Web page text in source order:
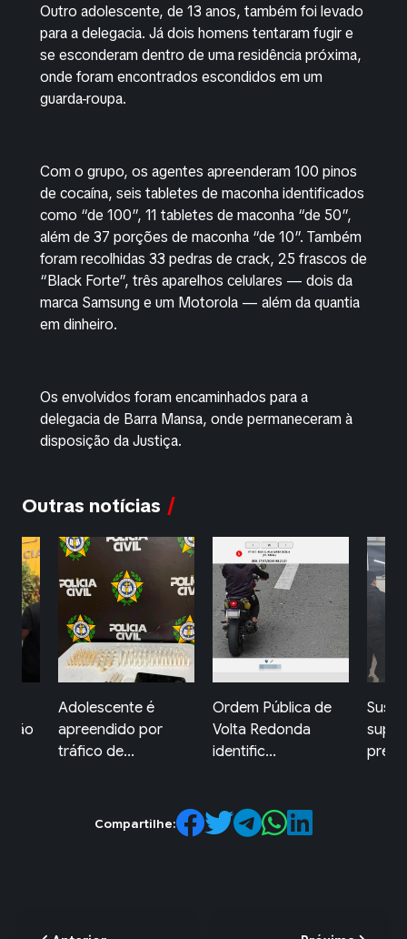
Outro adolescente, de 13 anos, também foi levado
para a delegacia. Já dois homens tentaram fugir e
se esconderam dentro de uma residência próxima,
onde foram encontrados escondidos em um
guarda-roupa.
Com o grupo, os agentes apreenderam 100 pinos
de cocaína, seis tabletes de maconha identificados
como “de 100”, 11 tabletes de maconha “de 50”,
além de 37 porções de maconha “de 10”. Também
foram recolhidas 33 pedras de crack, 25 frascos de
“Black Forte”, três aparelhos celulares — dois da
marca Samsung e um Motorola — além da quantia
em dinheiro.
Os envolvidos foram encaminhados para a
delegacia de Barra Mansa, onde permaneceram à
disposição da Justiça.
Outras notícias
Ordem Pública de
Volta Redonda
identific...
Suspeito de furto a
supermercado é
preso...
Compartilhe: